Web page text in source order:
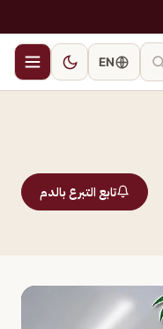
EN
تابع التبرع بالدم